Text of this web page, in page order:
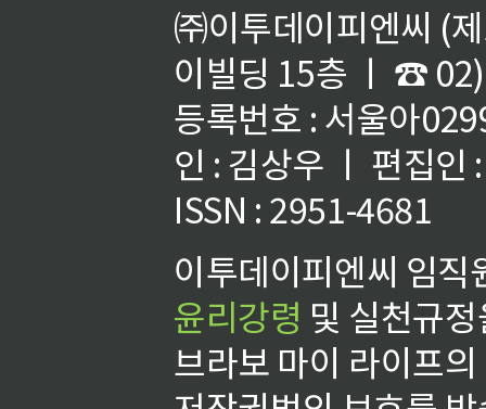
㈜이투데이피엔씨 (
이빌딩 15층 ㅣ ☎
등록번호 : 서울아
인 : 김상우 ㅣ 편집인
ISSN : 2951-4681
이투데이피엔씨 임
윤리강령 및 실천규
브라보 마이 라이프